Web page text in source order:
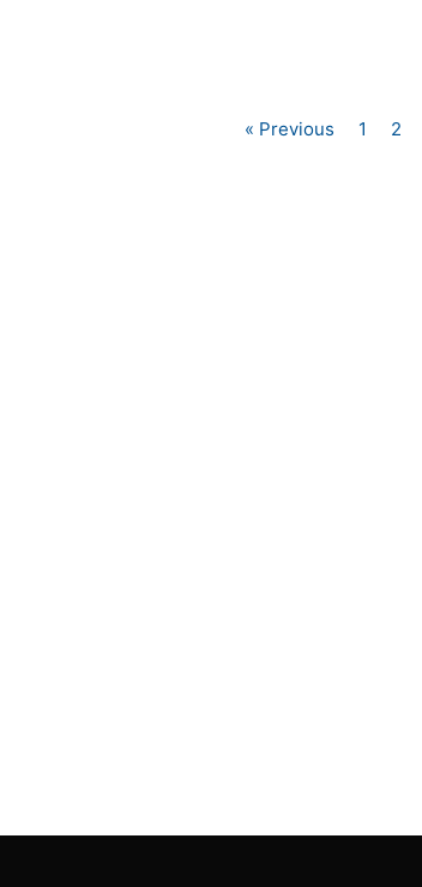
« Previous 1 2